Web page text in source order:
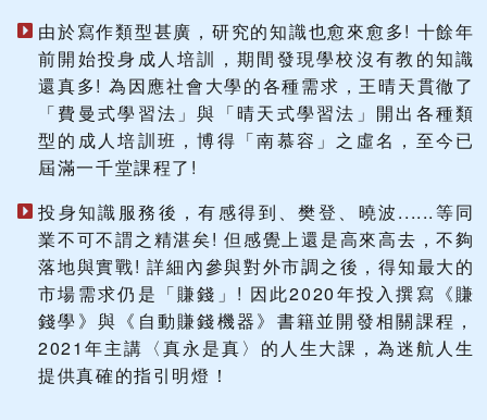
由於寫作類型甚廣，研究的知識也愈來愈多! 十餘年
前開始投身成人培訓，期間發現學校沒有教的知識
還真多! 為因應社會大學的各種需求，王晴天貫徹了
「費曼式學習法」與「晴天式學習法」開出各種類
型的成人培訓班，博得「南慕容」之虛名，至今已
屆滿一千堂課程了!
投身知識服務後，有感得到、樊登、曉波......等同
業不可不謂之精湛矣! 但感覺上還是高來高去，不夠
落地與實戰! 詳細內參與對外市調之後，得知最大的
市場需求仍是「賺錢」! 因此2020年投入撰寫《賺
錢學》與《自動賺錢機器》書籍並開發相關課程，
2021年主講〈真永是真〉的人生大課，為迷航人生
提供真確的指引明燈！